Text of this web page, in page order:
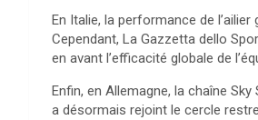
En Italie, la performance de
Cependant, La Gazzetta dello
en avant l’efficacité globale de
Enfin, en Allemagne, la chaîne
a désormais rejoint le cercle